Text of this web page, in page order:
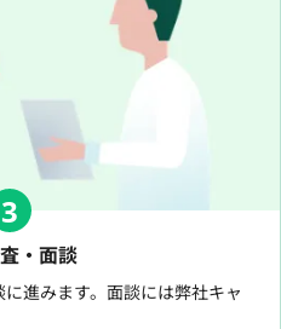
3
・面談
進みます。面談には弊社キャ